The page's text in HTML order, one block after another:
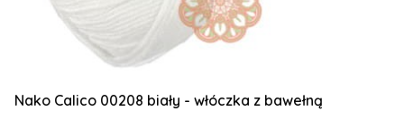
Nako Calico 00208 biały - włóczka z bawełną